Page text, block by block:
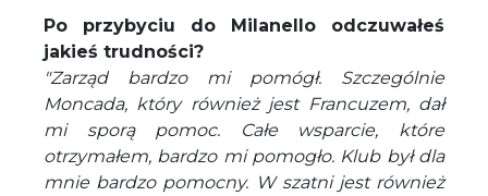
Po przybyciu do Milanello odczuwałeś
jakieś trudności?
"Zarząd bardzo mi pomógł. Szczególnie
Moncada, który również jest Francuzem, dał
mi sporą pomoc. Całe wsparcie, które
otrzymałem, bardzo mi pomogło. Klub był dla
mnie bardzo pomocny. W szatni jest również